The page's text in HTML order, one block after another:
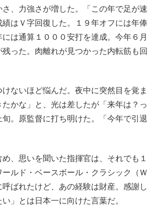
、力強さが増した。「この年で足が速
はＶ字回復した。１９年オフには年俸
は通算１０００安打を達成。今年６月
った。肉離れが見つかった内転筋も回
ないほど悩んだ。夜中に突然目を覚ま
かな」と、光は差したが「来年は？っ
。原監督に打ち明けた。「今年で引退
、思いを聞いた指揮官は、それでも１
ルド・ベースボール・クラシック（Ｗ
ばれたけど、あの経験は財産。感謝し
」とは日本一に向けた言葉だ。